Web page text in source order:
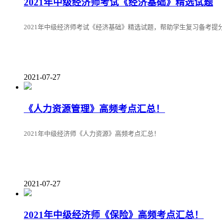
2021年中级经济师考试《经济基础》精选试题
2021年中级经济师考试《经济基础》精选试题，帮助学生复习备考提
2021-07-27
《人力资源管理》高频考点汇总！
2021年中级经济师《人力资源》高频考点汇总！
2021-07-27
2021年中级经济师《保险》高频考点汇总！